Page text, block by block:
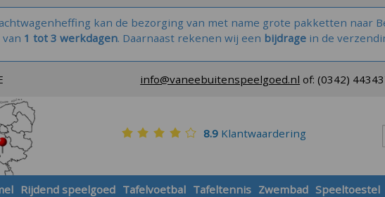
kan de bezorging van met name grote pakketten naar
1 tot 3 werkdagen. Daarnaast rekenen wij een bijdragein de
info@vaneebuitenspeelgoed.nl of:(0342)
8.9Klantwaardering
Rijdend speelgoed Tafelvoetbal Tafeltennis Zwembad Speeltoestel